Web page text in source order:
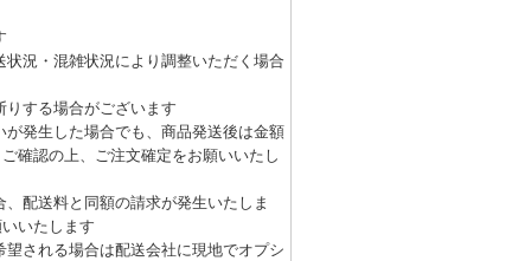
況・混雑状況により調整いただく場合
する場合がございます
発生した場合でも、商品発送後は金額
確認の上、ご注文確定をお願いいたし
配送料と同額の請求が発生いたしま
いたします
される場合は配送会社に現地でオプシ